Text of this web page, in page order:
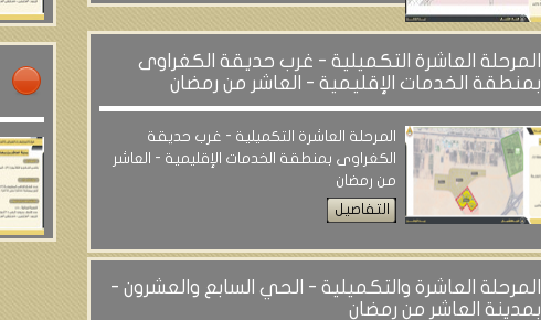
المرحلة العاشرة التكميلية - غرب حديقة الكغراوى
بمنطقة الخدمات الإقليمية - العاشر من رمضان
المرحلة العاشرة التكميلية - غرب حديقة
الكغراوى بمنطقة الخدمات الإقليمية - العاشر
من رمضان
التفاصيل
المرحلة العاشرة والتكميلية - الحي السابع والعشرون -
بمدينة العاشر من رمضان